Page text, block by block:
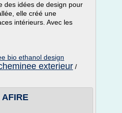
des idées de design pour
elle créé une
intérieurs. Avec les
bio ethanol design
exterieur /